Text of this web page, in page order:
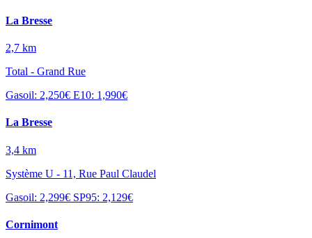
La Bresse
2,7 km
Total - Grand Rue
Gasoil: 2,250€ E10: 1,990€
La Bresse
3,4 km
Système U - 11, Rue Paul Claudel
Gasoil: 2,299€ SP95: 2,129€
Cornimont